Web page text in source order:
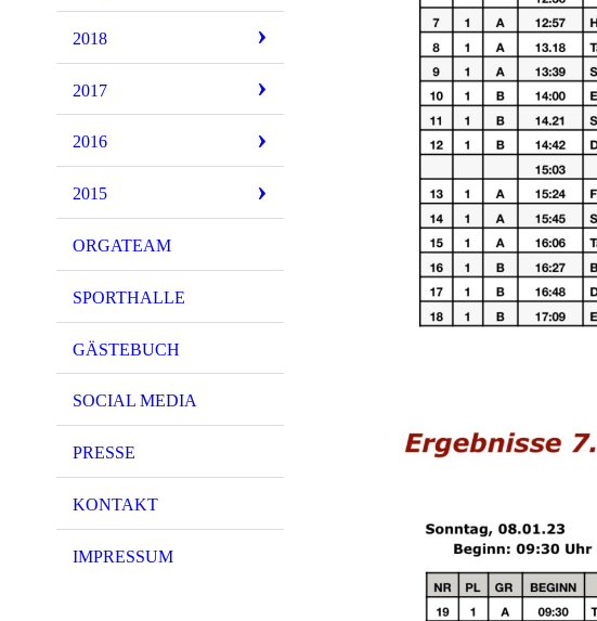
2018
2017
2016
2015
ORGATEAM
SPORTHALLE
GÄSTEBUCH
SOCIAL MEDIA
PRESSE
KONTAKT
IMPRESSUM